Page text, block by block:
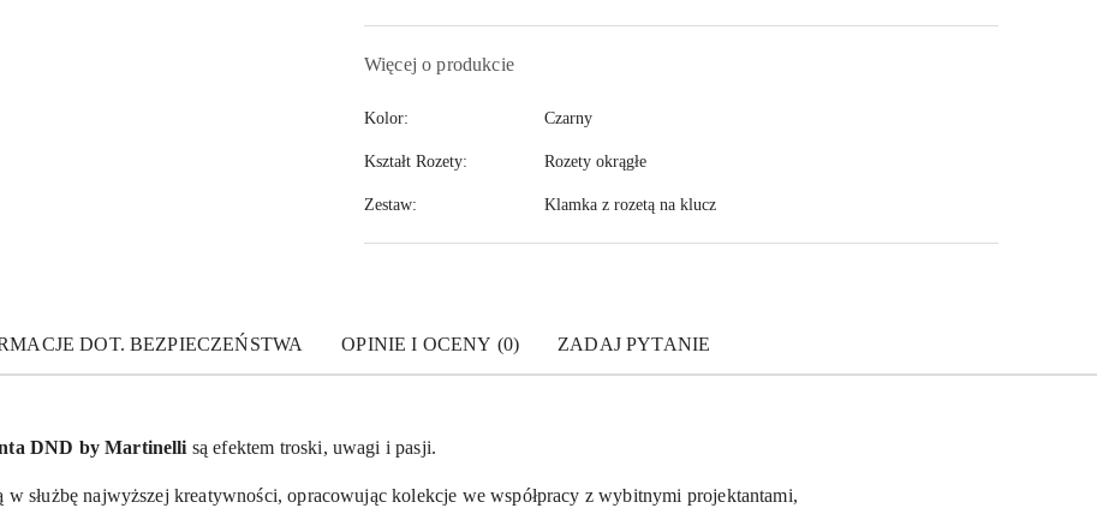
Więcej o produkcie
Kolor: Czarny
Kształt Rozety: Rozety okrągłe
Zestaw: Klamka z rozetą na klucz
DOT. BEZPIECZEŃSTWA OPINIE I OCENY (0) ZADAJ PYTANIE
DND by Martinelli są efektem troski, uwagi i pasji.
służbę najwyższej kreatywności, opracowując kolekcje we współpracy z wybitnymi projektantami,